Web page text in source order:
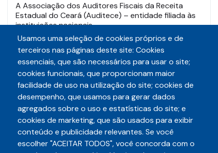
A Associação dos Auditores Fiscais da Receita
Estadual do Ceará (Auditece) – entidade filiada às
instituições nacionais…
Leia mais
Telefone
Usamos uma seleção de cookies próprios e de
terceiros nas páginas deste site: Cookies
essenciais, que são necessários para usar o site;
cookies funcionais, que proporcionam maior
facilidade de uso na utilização do site; cookies de
desempenho, que usamos para gerar dados
agregados sobre o uso e estatísticas do site; e
cookies de marketing, que são usados para exibir
conteúdo e publicidade relevantes. Se você
escolher "ACEITAR TODOS", você concorda com o